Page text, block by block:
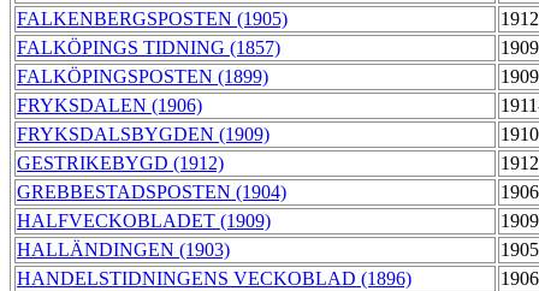
FALKENBERGSPOSTEN (1905)
FALKÖPINGS TIDNING (1857)
FALKÖPINGSPOSTEN (1899)
FRYKSDALEN (1906)
FRYKSDALSBYGDEN (1909)
GESTRIKEBYGD (1912)
GREBBESTADSPOSTEN (1904)
HALFVECKOBLADET (1909)
HALLÄNDINGEN (1903)
HANDELSTIDNINGENS VECKOBLAD (1896)